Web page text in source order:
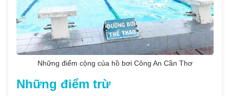
Những điểm cộng của hồ bơi Công An Cần Thơ
Những điểm trừ